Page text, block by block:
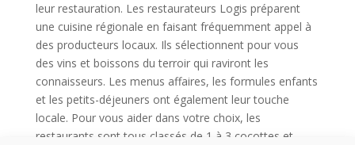
leur restauration. Les restaurateurs Logis préparent
une cuisine régionale en faisant fréquemment appel à
des producteurs locaux. Ils sélectionnent pour vous
des vins et boissons du terroir qui raviront les
connaisseurs. Les menus affaires, les formules enfants
et les petits-déjeuners ont également leur touche
locale. Pour vous aider dans votre choix, les
restaurants sont tous classés de 1 à 3 cocottes et